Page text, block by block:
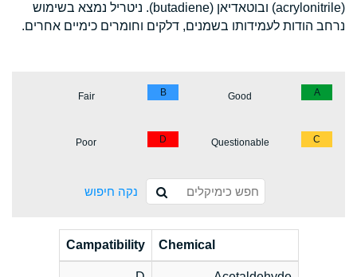
(acrylonitrile) ובוטאדיאן (butadiene). ניטריל נמצא בשימוש
נרחב הודות לעמידותו בשמנים, דלקים וחומרים כימיים אחרים.
A
Good
B
Fair
C
Questionable
D
Poor
נקה חיפוש
Chemical
Campatibility